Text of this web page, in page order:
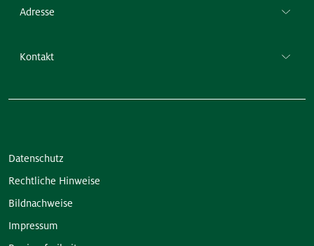
Adresse
Kontakt
Datenschutz
Rechtliche Hinweise
Bildnachweise
Impressum